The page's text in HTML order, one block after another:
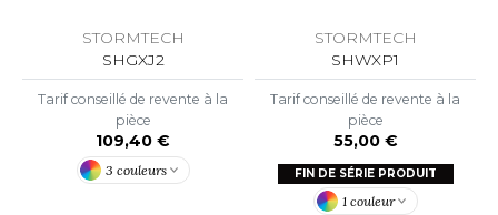
ETIQUETTE
CLOTHING
STORMTECH
SHGXJ2
Tarif conseillé de revente à la
pièce
109,40 €
3 couleurs
STORMTECH
SHWXP1
Tarif conseillé de revente à la
pièce
55,00 €
FIN DE SÉRIE PRODUIT
1 couleur